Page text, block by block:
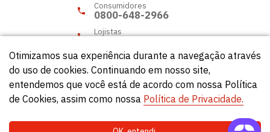
Consumidores
0800-648-2966
Lojistas
© Círculo 2026 - Todos os direitos reservados.
Otimizamos sua experiência durante a navegação através
do uso de cookies. Continuando em nosso site,
entendemos que você está de acordo com nossa Política
de Cookies, assim como nossa Política de Privacidade.